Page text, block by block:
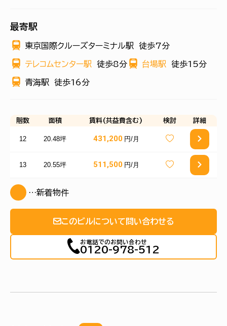
最寄駅
東京国際クルーズターミナル駅 徒歩7分
テレコムセンター駅 徒歩8分 台場駅 徒歩15分
青海駅 徒歩16分
階数 面積 賃料(共益費含む) 検討 詳細
12 20.48坪 431,200 円/月
13 20.55坪 511,500 円/月
…新着物件
このビルについて問い合わせる
お電話でのお問い合わせ
0120-978-512